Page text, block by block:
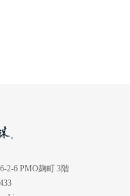
2-6 PMO麹町 3階